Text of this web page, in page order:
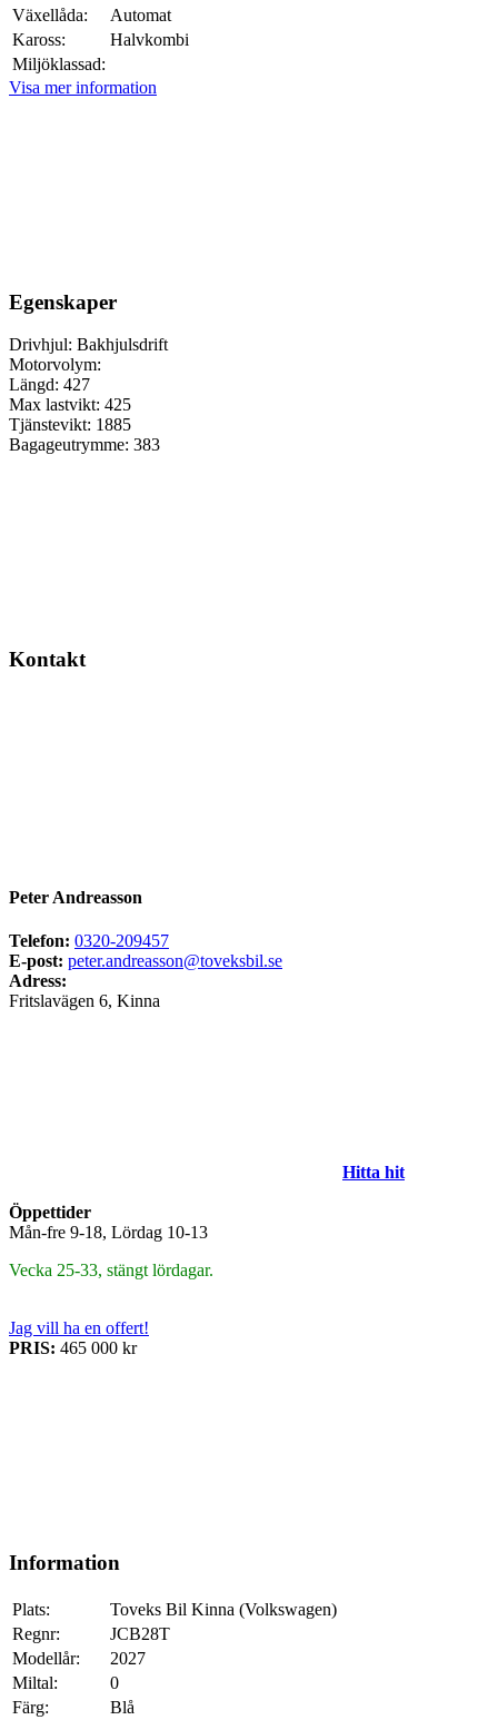
Växellåda:
Automat
Kaross:
Halvkombi
Miljöklassad:
Visa mer information
Egenskaper
Drivhjul: Bakhjulsdrift
Motorvolym:
Längd: 427
Max lastvikt: 425
Tjänstevikt: 1885
Bagageutrymme: 383
Kontakt
Peter Andreasson
Telefon: 0320-209457
E-post: peter.andreasson@toveksbil.se
Adress:
Fritslavägen 6, Kinna
Hitta hit
Öppettider
Mån-fre 9-18, Lördag 10-13
Vecka 25-33, stängt lördagar.
Jag vill ha en offert!
PRIS: 465 000 kr
Information
Plats:
Toveks Bil Kinna (Volkswagen)
Regnr:
JCB28T
Modellår:
2027
Miltal:
0
Färg:
Blå